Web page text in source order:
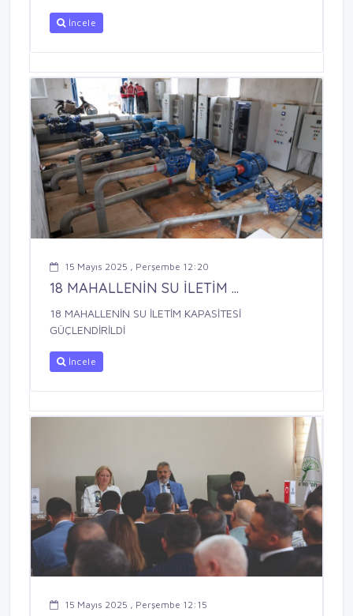
İncele
15 Mayıs 2025 , Perşembe 12:20
18 MAHALLENİN SU İLETİM ...
18 MAHALLENİN SU İLETİM KAPASİTESİ
GÜÇLENDİRİLDİ
İncele
15 Mayıs 2025 , Perşembe 12:15